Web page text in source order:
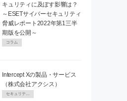
キュリティに及ぼす影響は？
～ESETサイバーセキュリティ
脅威レポート2022年第1三半
期版を公開～
コラム
Intercept Xの製品・サービス
（株式会社アクシス）
セキュリティPR